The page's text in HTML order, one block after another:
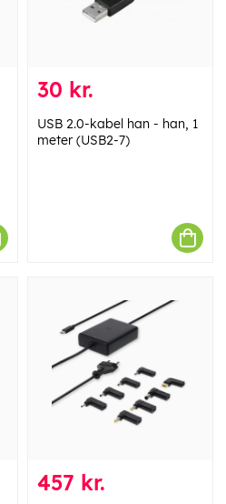
30 kr.
USB 2.0-kabel han - han, 1
meter (USB2-7)
457 kr.